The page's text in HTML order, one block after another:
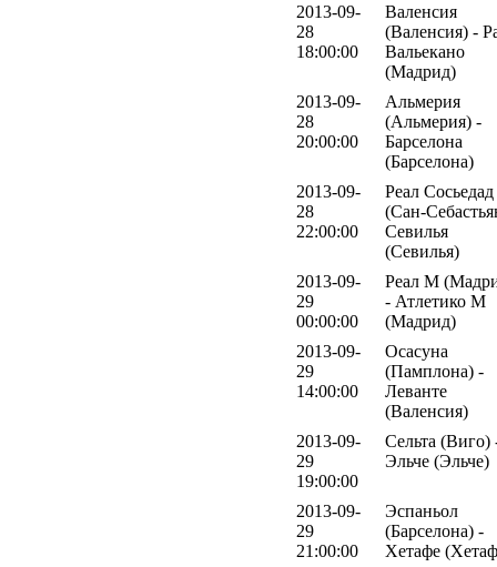
2013-09-
28
18:00:00
Валенсия
(Валенсия) -
Вальекано
(Мадрид)
2013-09-
28
20:00:00
Альмерия
(Альмерия) -
Барселона
(Барселона)
2013-09-
28
22:00:00
Реал Сосьедад
(Сан-
Севилья
(Севилья)
2013-09-
29
00:00:00
Реал М
- Атлетико М
(Мадрид)
2013-09-
29
14:00:00
Осасуна
(Памплона) -
Леванте
(Валенсия)
2013-09-
29
19:00:00
Сельта (Виго)
Эльче (Эльче)
2013-09-
29
21:00:00
Эспаньол
(Барселона) -
Хетафе